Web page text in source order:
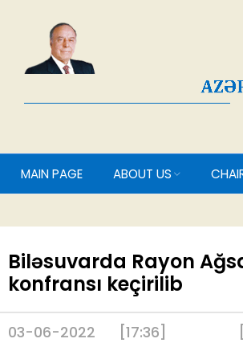
MAIN PAGE ABOUT US
Biləsuvarda Rayon
konfransı keçirilib
03-06-2022 [17:36] [